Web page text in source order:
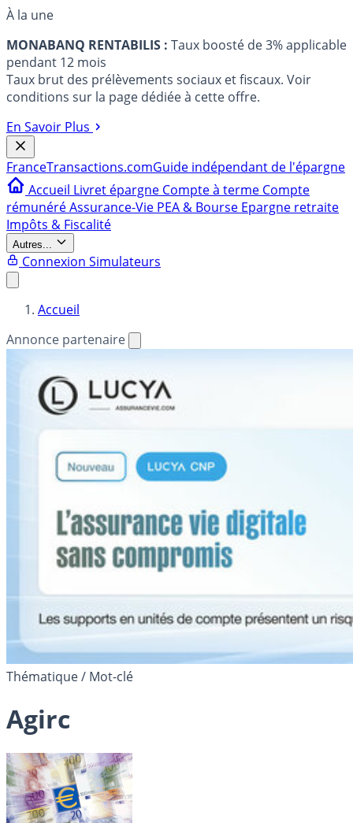
À la une
MONABANQ RENTABILIS : Taux boosté de 3% applicable
pendant 12 mois
Taux brut des prélèvements sociaux et fiscaux. Voir
conditions sur la page dédiée à cette offre.
En Savoir Plus
FranceTransactions.comGuide indépendant de l'épargne
Accueil Livret épargne Compte à terme Compte
rémunéréAssurance-Vie PEA & Bourse Epargne retraite
Impôts & Fiscalité
Autres...
Connexion Simulateurs
Accueil
Annonce partenaire
Thématique / Mot-clé
Agirc